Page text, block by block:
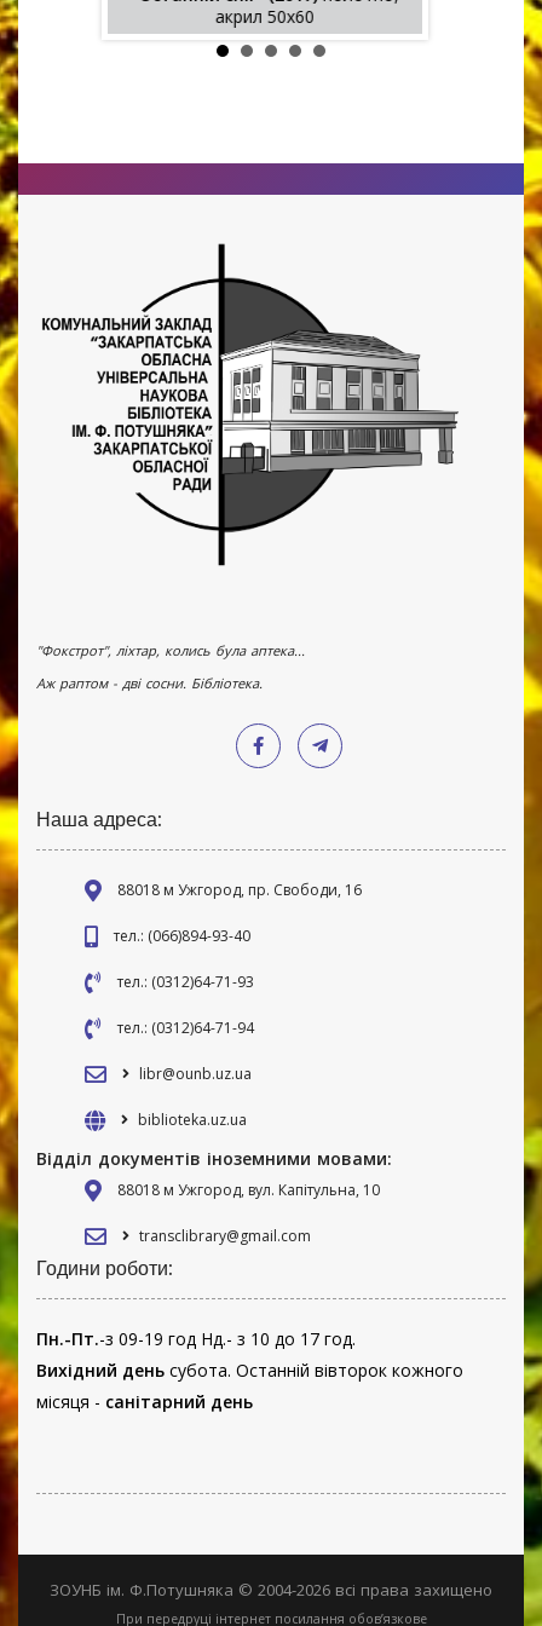
акрил 50х60
"Фокстрот", ліхтар, колись була аптека...
Аж раптом - дві сосни. Бібліотека.
Наша адреса:
88018 м Ужгород, пр. Свободи, 16
тел.: (066)894-93-40
тел.: (0312)64-71-93
тел.: (0312)64-71-94
libr@ounb.uz.ua
biblioteka.uz.ua
Відділ документів іноземними мовами:
88018 м Ужгород, вул. Капітульна, 10
transclibrary@gmail.com
Години роботи:
Пн.-Пт.-з 09-19 год Нд.- з 10 до 17 год.
Вихідний день субота. Останній вівторок кожного
місяця - санітарний день
ЗОУНБ ім. Ф.Потушняка © 2004-2026 всі права захищено
При передруці інтернет посилання обов’язкове